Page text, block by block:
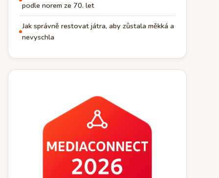
podle norem ze 70. let
Jak správně restovat játra, aby zůstala měkká a
nevyschla